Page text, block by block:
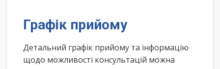
Графік прийому
Детальний графік прийому та інформацію
щодо можливості консультацій можна